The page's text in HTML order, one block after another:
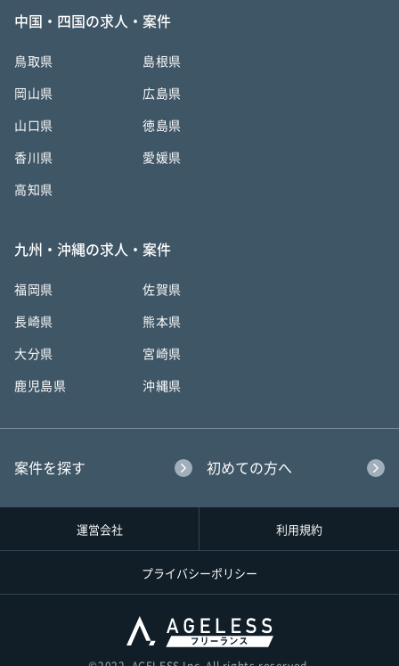
中国・四国の求人・案件
鳥取県 島根県
岡山県 広島県
山口県 徳島県
香川県 愛媛県
高知県
九州・沖縄の求人・案件
福岡県 佐賀県
長崎県 熊本県
大分県 宮崎県
鹿児島県 沖縄県
案件を探す 初めての方へ
運営会社 利用規約
プライバシーポリシー